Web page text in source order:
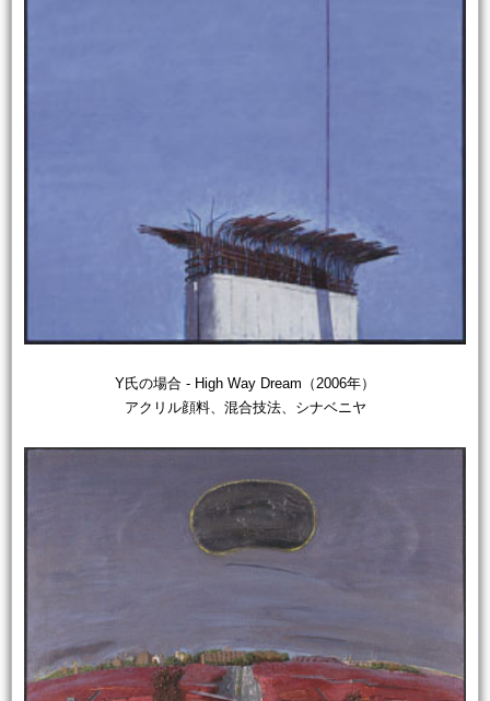
Y氏の場合 - High Way Dream（2006年）
アクリル顔料、混合技法、シナベニヤ